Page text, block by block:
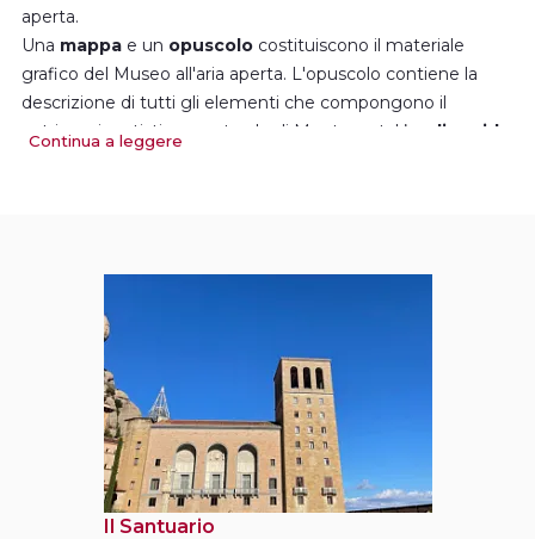
aperta.
Una mappa e un opuscolo costituiscono il materiale
grafico del Museo all'aria aperta. L'opuscolo contiene la
descrizione di tutti gli elementi che compongono il
patrimonio artistico e naturale di Montserrat. L’ audioguida
Continua a leggere
Il Santuario